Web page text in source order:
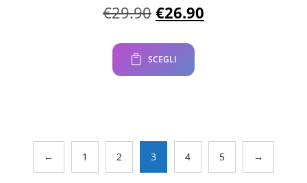
€29.90 Il
prezzo
originale
era:
€29.90.
€26.90
prezzo
SCEGLI
← 1 2 3 4 5 →